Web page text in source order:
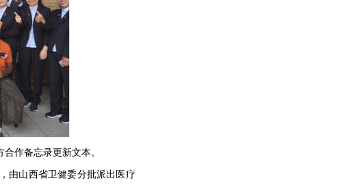
作备忘录更新文本。
由山西省卫健委分批派出医疗